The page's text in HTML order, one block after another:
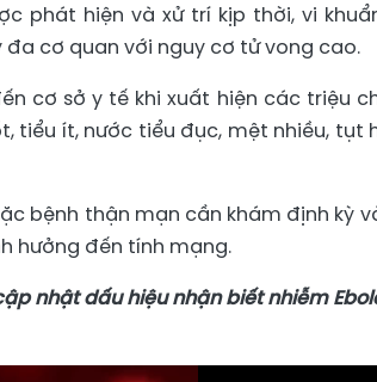
phát hiện và xử trí kịp thời, vi
cơ quan với nguy cơ tử vong cao.
cơ sở y tế khi xuất hiện các triệu
tiểu ít, nước tiểu đục, mệt nhiều, tụt
bệnh thận mạn cần khám định kỳ
hưởng đến tính mạng.
nhật dấu hiệu nhận biết nhiễm